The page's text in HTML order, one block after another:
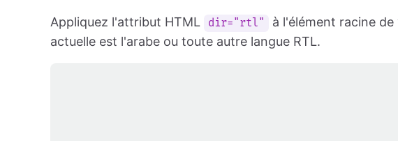
Appliquez l'attribut HTML dir="rtl"
à l'élément racine
actuelle est l'arabe ou toute autre langue RTL.